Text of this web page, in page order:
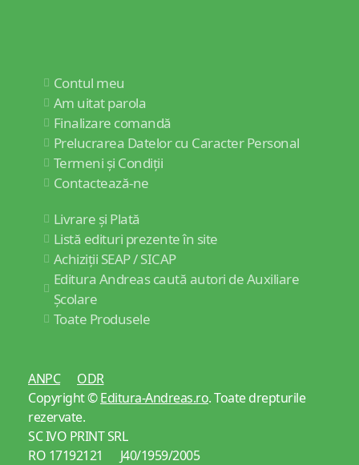
Contul meu
Am uitat parola
Finalizare comandă
Prelucrarea Datelor cu Caracter Personal
Termeni și Condiții
Contactează-ne
Livrare și Plată
Listă edituri prezente în site
Achiziții SEAP / SICAP
Editura Andreas caută autori de Auxiliare
Școlare
Toate Produsele
ANPC
ODR
Copyright ©Editura-Andreas.ro. Toate drepturile
rezervate.
SC IVO PRINT SRL
RO 17192121 J40/1959/2005